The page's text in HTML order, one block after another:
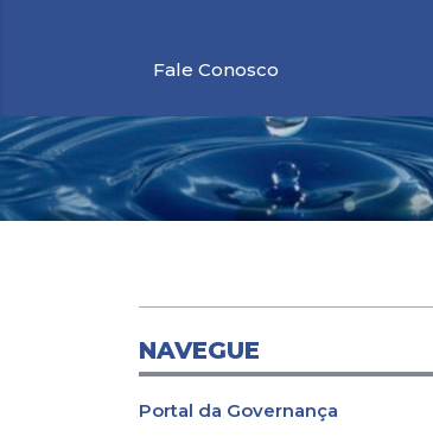
Fale Conosco
NAVEGUE
Portal da Governança